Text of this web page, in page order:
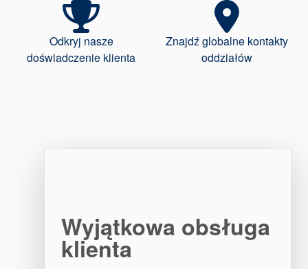
Odkryj nasze
doświadczenie klienta
Znajdź globalne kontakty
oddziałów
Wyjątkowa obsługa
klienta